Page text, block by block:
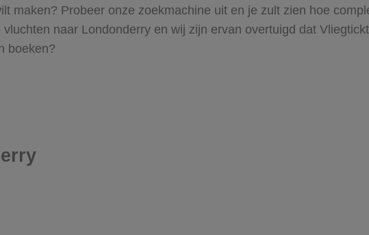
maken? Probeer onze zoekmachine uit en je zult zien hoe
naar Londonderry en wij zijn ervan overtuigd dat
boeken?